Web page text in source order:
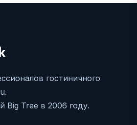
гостиничного
Big Tree в 2006 году.